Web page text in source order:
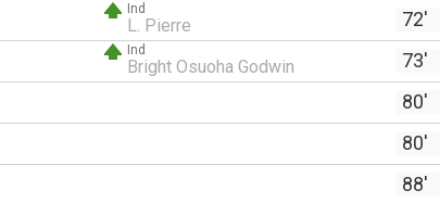
Ind
L. Pierre 72'
Ind
Bright Osuoha Godwin
73'
80'
80'
88'